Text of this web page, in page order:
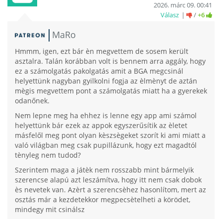
MaRo
2026. márc 09. 00:41
Válasz
/+6
Hmmm, igen, ezt bár èn megvettem de sosem került
asztalra. Talán korábban volt is bennem arra aggály, hogy
ez a számolgatás pakolgatás amit a BGA megcsinál
helyettünk nagyban gyilkolni fogja az èlmènyt de aztán
mègis megvettem pont a számolgatás miatt ha a gyerekek
odanőnek.
Nem lepne meg ha ehhez is lenne egy app ami számol
helyettünk bár ezek az appok egyszerűsítik az èletet
másfelől meg pont olyan kèszsègeket szorít ki ami miatt a
való világban meg csak pupillázunk, hogy ezt magadtól
tènyleg nem tudod?
Szerintem maga a játèk nem rosszabb mint bármelyik
szerencse alapú azt leszámítva, hogy itt nem csak dobok
ès nevetek van. Azèrt a szerencsèhez hasonlítom, mert az
osztás már a kezdetekkor megpecsètelheti a körödet,
mindegy mit csinálsz